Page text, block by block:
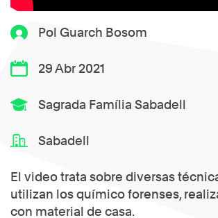
Pol Guarch Bosom
29 Abr 2021
Sagrada Família Sabadell
Sabadell
El video trata sobre diversas
utilizan los químico forenses,
con material de casa.